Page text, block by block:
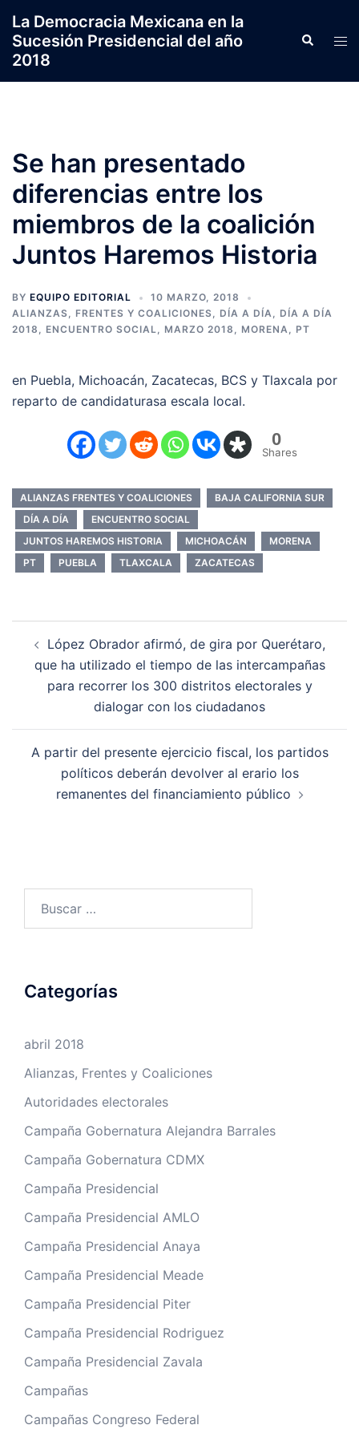
contenido
La Democracia Mexicana en la
Sucesión Presidencial del año
2018
Search
Se han presentado
diferencias entre los
miembros de la coalición
Juntos Haremos Historia
BY EQUIPO EDITORIAL
10 MARZO, 2018
ALIANZAS, FRENTES Y COALICIONES, DÍA A DÍA, DÍA A DÍA
2018 , ENCUENTRO SOCIAL, MARZO 2018 , MORENA, PT
en Puebla, Michoacán, Zacatecas, BCS y Tlaxcala por
reparto de candidaturasa escala local.
0
Shares
ALIANZAS FRENTES Y COALICIONES
BAJA CALIFORNIA SUR
DÍA A DÍA
ENCUENTRO SOCIAL
JUNTOS HAREMOS HISTORIA
MICHOACÁN
MORENA
PT
PUEBLA TLAXCALA ZACATECAS
entradas
López Obrador afirmó, de gira por Querétaro,
que ha utilizado el tiempo de las intercampañas
para recorrer los 300 distritos electorales y
dialogar con los ciudadanos
A partir del presente ejercicio fiscal, los partidos
políticos deberán devolver al erario los
remanentes del financiamiento público
Categorías
abril 2018
Alianzas, Frentes y Coaliciones
Autoridades electorales
Campaña Gobernatura Alejandra Barrales
Campaña Gobernatura CDMX
Campaña Presidencial
Campaña Presidencial AMLO
Campaña Presidencial Anaya
Campaña Presidencial Meade
Campaña Presidencial Piter
Campaña Presidencial Rodriguez
Campaña Presidencial Zavala
Campañas
Campañas Congreso Federal